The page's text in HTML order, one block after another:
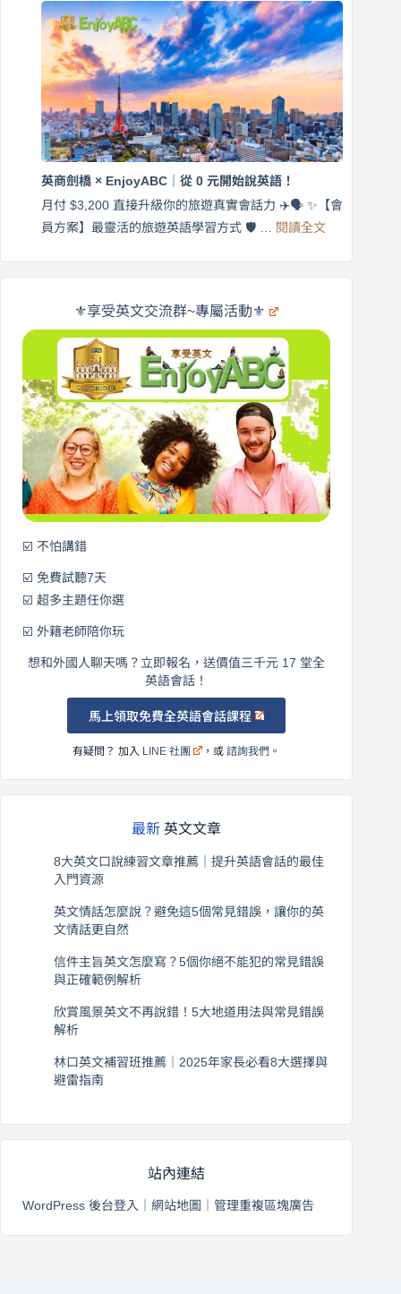
口
說
營
｜
月
$3,200，
出
國
在
外
師
帶
英
｜
英
商
×
享
受
口
說
英商劍橋 × EnjoyABC｜從 0 元開始說英語！
月付 $3,200 直接升級你的旅遊真實會話力 ✈️🗣️ ✨【會
員方案】最靈活的旅遊英語學習方式 🛡️ … 閱讀全文:
商
劍
｜
元
英
語！
⚜️享受英文交流群~專屬活動⚜️
☑️ 不怕講錯
☑️ 免費試聽7天
☑️ 超多主題任你選
☑️ 外籍老師陪你玩
想和外國人聊天嗎？立即報名，送價值三千元 17 堂全
英語會話！
馬上領取免費全英語會話課程
有疑問？ 加入 LINE 社團 ，或諮詢我們 。
最新 英文文章
8大英文口說練習文章推薦｜提升英語會話的最佳
入門資源
英文情話怎麼說？避免這5個常見錯誤，讓你的英
文情話更自然
信件主旨英文怎麼寫？5個你絕不能犯的常見錯誤
與正確範例解析
欣賞風景英文不再說錯！5大地道用法與常見錯誤
解析
林口英文補習班推薦｜2025年家長必看8大選擇與
避雷指南
站內連結
WordPress 後台登入 網站地圖 管理重複區塊廣告